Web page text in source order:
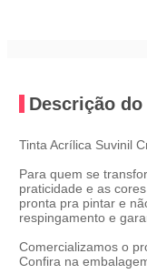
Descrição
Tinta Acrílica Suvinil
Para quem se
praticidade e as
pronta pra pintar e
respingamento e
Comercializamos o
Confira na